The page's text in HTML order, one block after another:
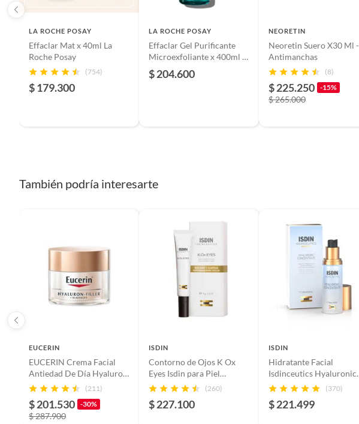
LA ROCHE POSAY
Effaclar Mat x 40ml La
Roche Posay
(754)
$ 179.300
LA ROCHE POSAY
Effaclar Gel Purificante
Microexfoliante x 400ml -
La Roche Posay
$ 204.600
NEORETIN
Neoretin Suero X30 Ml -
Antimanchas
(8)
$ 225.250 -15%
$ 265.000
También podría interesarte
EUCERIN
EUCERIN Crema Facial
Antiedad De Día Hyaluron
- Filler Elasticity Spf15
(211)
$ 201.530 -30%
$ 287.900
ISDIN
Contorno de Ojos K Ox
Eyes Isdin para Piel
Normal 15 ml
(260)
$ 227.100
ISDIN
Hidratante Facial
Isdinceutics Hyaluronic
Concentrate Isdin para
(370)
$ 221.499